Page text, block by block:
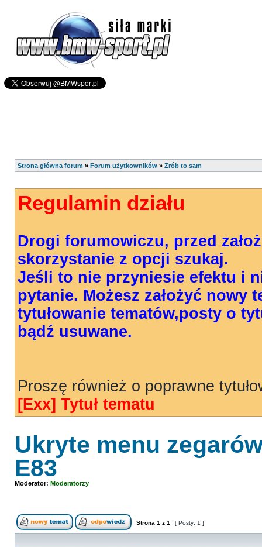
Strona główna forum » Forum użytkowników » Zrób to sam
Regulamin działu
Drogi forumowiczu, przed
skorzystanie z opcji szukaj.
Jeśli to nie przyniesie efektu i
pytanie. Możesz założyć nowy
tytułowanie tematów,posty o
bądź usuwane.
Proszę również o poprawne
[Exx] Tytuł tematu
Ukryte menu
E83
Moderator: Moderatorzy
Strona 1 z 1 [ Posty: 1 ]